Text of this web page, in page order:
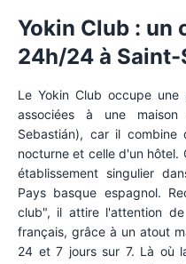
Yokin Club :
24h/24 à Saint-
Le Yokin Club occupe
associées à une
Sebastián), car il
nocturne et celle d'un
établissement singulier
Pays basque espagnol.
club", il attire l'attention
français, grâce à un atout
24 et 7 jours sur 7. Là où